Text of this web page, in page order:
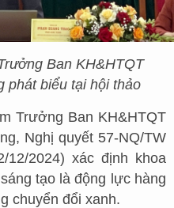
Ban KH&HTQT
phát biểu tại hội thảo
Trưởng Ban KH&HTQT
Nghị quyết 57-NQ/TW
2024) xác định khoa
tạo là động lực hàng
chuyển đổi xanh.